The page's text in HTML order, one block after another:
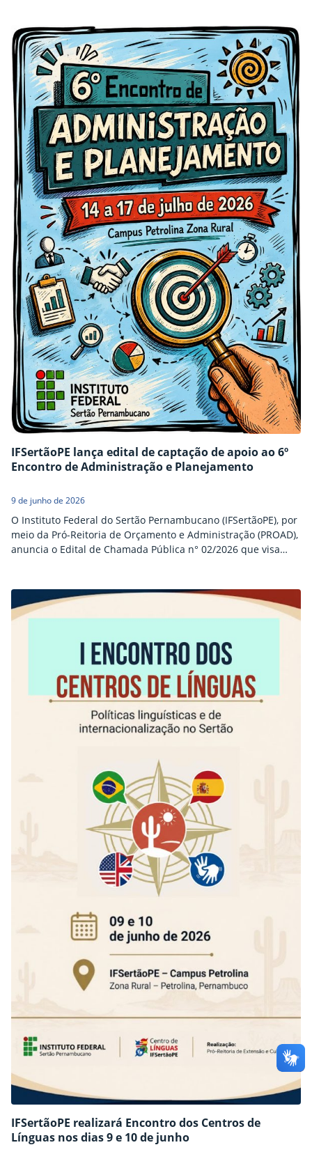
acadêmica. O encontro será marcado pela I Semana
Integrada de Matemática e…
IFSertãoPE lança edital de captação de apoio ao 6º
Encontro de Administração e Planejamento
9 de junho de 2026
O Instituto Federal do Sertão Pernambucano (IFSertãoPE), por
meio da Pró-Reitoria de Orçamento e Administração (PROAD),
anuncia o Edital de Chamada Pública n° 02/2026 que visa
Administração e Planejamento que vai acontecer no campus
Petrolina Zona Rural do IFSertãoPE, do…
IFSertãoPE realizará Encontro dos Centros de
Línguas nos dias 9 e 10 de junho